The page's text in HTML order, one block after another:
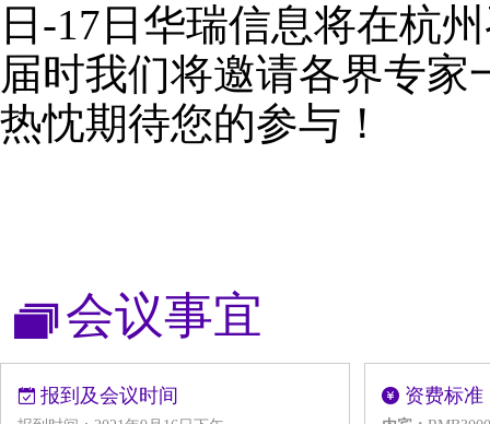
日-17日华瑞信息将在杭
届时我们将邀请各界专
热忱期待您的参与！
会议事宜
报到及会议时间 资费标准